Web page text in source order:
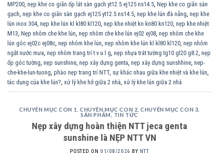
MP200, nẹp khe co giãn ốp lát sàn gạch yt12.5 ej125 ns14.5, Nẹp khe co giãn sàn
gạch, nẹp khe co giãn sàn gạch ej125 yt12.5 ns14.5, nẹp khe lún đà nẵng, nẹp khe
lún inox 304, nẹp khe lún kl kl80 kl120, nẹp khe nhiệt kn kn80 kn120, nẹp khe nhiệt
M13, Nẹp nhôm che khe lún, nẹp nhôm che khe lún ej02 ej08, nẹp nhôm che khe
lún góc ej02c ej08c, nẹp nhôm khe lún, nẹp nhôm khe lún kl kl80 kl120, nẹp nhôm
ngắt nước mưa, nẹp nhôm trang trí t v u l g, nẹp nhựa trát tường tg10 gl20 g8.2, nẹp
ốp góc tường, nẹp sunshine, nẹp xây dựng genta, nẹp xây dựng sunshhine, nep-
che-khe-lun-tuong, phào nẹp trang trí NTT, sự khác nhau giữa khe nhiệt và khe lún,
tác dụng của khe lún?, xử lý khe hở giữa 2 nhà, xử lý khe lún giữa 2 nhà
CHUYÊN MỤC CON 1 ,CHUYÊN MỤC CON 2 ,CHUYÊN MỤC CON 3
SẢN PHẨM
TIN TỨC
Nẹp xây dựng hoàn thiện NTT jeca genta
sunshine là NẸP NTT VN
POSTED ON 01/08/2026 BY NTT